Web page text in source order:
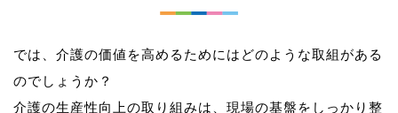
では、介護の価値を高めるためにはどのような取組がある
のでしょうか？
介護の生産性向上の取り組みは、現場の基盤をしっかり整